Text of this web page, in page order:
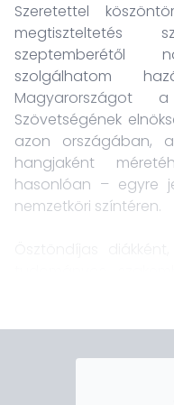
Szeretettel
megtiszteltetés
szeptemberétől
szolgálhatom
Magyarországot
Szövetségének
azon országában,
hangjaként
hasonlóan – egyre
nemzetköri színtéren.
Ösztöndíjas
tudományos
mértékben nőtt
Kiegyensúlyozott